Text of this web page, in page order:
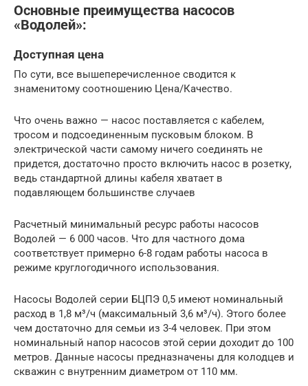
Основные преимущества насосов
«Водолей»:
Доступная цена
По сути, все вышеперечисленное сводится к
знаменитому соотношению Цена/Качество.
Что очень важно — насос поставляется с кабелем,
тросом и подсоединенным пусковым блоком. В
электрической части самому ничего соединять не
придется, достаточно просто включить насос в розетку,
ведь стандартной длины кабеля хватает в
подавляющем большинстве случаев
Расчетный минимальный ресурс работы насосов
Водолей — 6 000 часов. Что для частного дома
соответствует примерно 6-8 годам работы насоса в
режиме круглогодичного использования.
Насосы Водолей серии БЦПЭ 0,5 имеют номинальный
расход в 1,8 м³/ч (максимальный 3,6 м³/ч). Этого более
чем достаточно для семьи из 3-4 человек. При этом
номинальный напор насосов этой серии доходит до 100
метров. Данные насосы предназначены для колодцев и
скважин с внутренним диаметром от 110 мм.